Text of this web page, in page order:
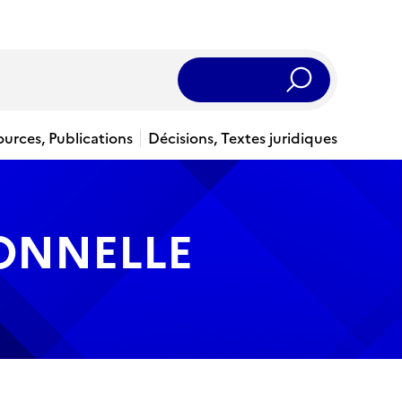
Rechercher
Publications
Décisions, Textes juridiques